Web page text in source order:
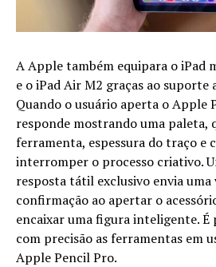
A Apple também equipara o iPad
e o iPad Air M2 graças ao suporte
Quando o usuário aperta o Apple
responde mostrando uma paleta,
ferramenta, espessura do traço e
interromper o processo criativo.
resposta tátil exclusivo envia uma
confirmação ao apertar o
encaixar uma figura inteligente.
com precisão as ferramentas em
Apple Pencil Pro.